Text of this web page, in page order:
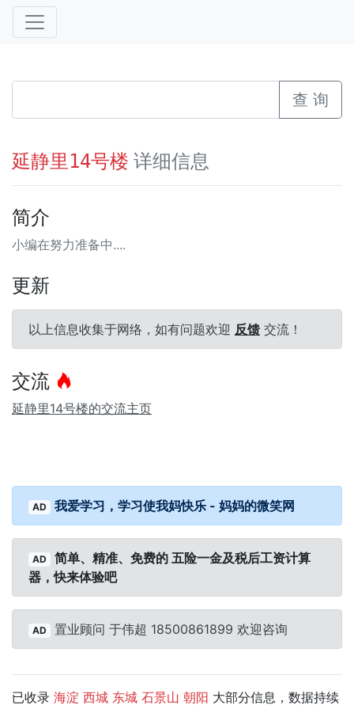
查 询
延静里14号楼 详细信息
简介
小编在努力准备中....
更新
以上信息收集于网络，如有问题欢迎 反馈 交流！
交流
延静里14号楼的交流主页
AD 我爱学习，学习使我妈快乐 - 妈妈的微笑网
AD
简单、精准、免费的 五险一金及税后工资计算
器，快来体验吧
AD 置业顾问 于伟超 18500861899 欢迎咨询
已收录 海淀 西城 东城 石景山 朝阳 大部分信息，数据持续